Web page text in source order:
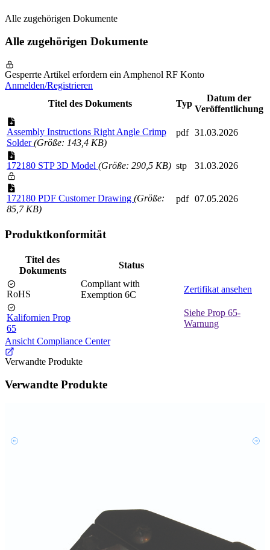
Alle zugehörigen Dokumente
Alle zugehörigen Dokumente
Gesperrte Artikel erfordern ein Amphenol RF Konto
Anmelden/Registrieren
Titel des Dokuments
Typ
Datum der
Veröffentlichung
Assembly Instructions Right Angle Crimp
Solder(Größe: 143,4 KB)
pdf 31.03.2026
172180 STP 3D Model (Größe: 290,5 KB) stp 31.03.2026
172180 PDF Customer Drawing (Größe:
85,7 KB)
pdf 07.05.2026
Produktkonformität
Titel des
Dokuments
Status
RoHS
Compliant with
Exemption 6C
Zertifikat ansehen
Kalifornien Prop
65
Siehe Prop 65-
Warnung
Ansicht Compliance Center
Verwandte Produkte
Verwandte Produkte